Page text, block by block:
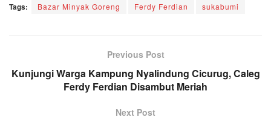
Tags: Bazar Minyak Goreng Ferdy Ferdian sukabumi
Previous Post
Kunjungi Warga Kampung Nyalindung Cicurug, Caleg
Ferdy Ferdian Disambut Meriah
Next Post